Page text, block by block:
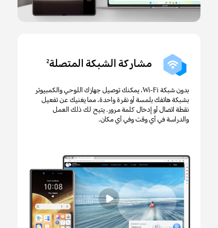
مشاركة الشبكة المتصلة2
بدون شبكة Wi-Fi، يمكنك توصيل جهازك اللوحي والكمبيوتر
بشبكة هاتفك بلمسة أو نقرة واحدة، مما يغنيك عن تفعيل
نقطة اتصال أو إدخال كلمة مرور. يتيح لك ذلك العمل
والدراسة في أي وقت وفي أي مكان.